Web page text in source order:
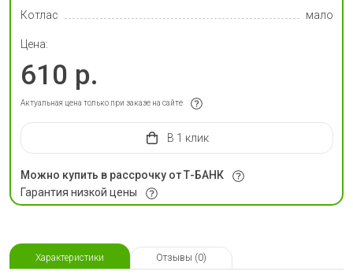
Котлас
мало
Цена:
610 р.
Актуальная цена только при заказе на сайте
в 1 клик
Можно купить в рассрочку от Т-БАНК
Гарантия низкой цены
Характеристики Отзывы (0)